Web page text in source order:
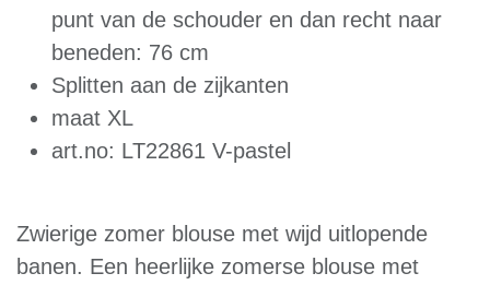
punt van de schouder en dan recht naar
beneden: 76 cm
Splitten aan de zijkanten
maat XL
art.no: LT22861 V-pastel
Zwierige zomer blouse met wijd uitlopende
banen. Een heerlijke zomerse blouse met